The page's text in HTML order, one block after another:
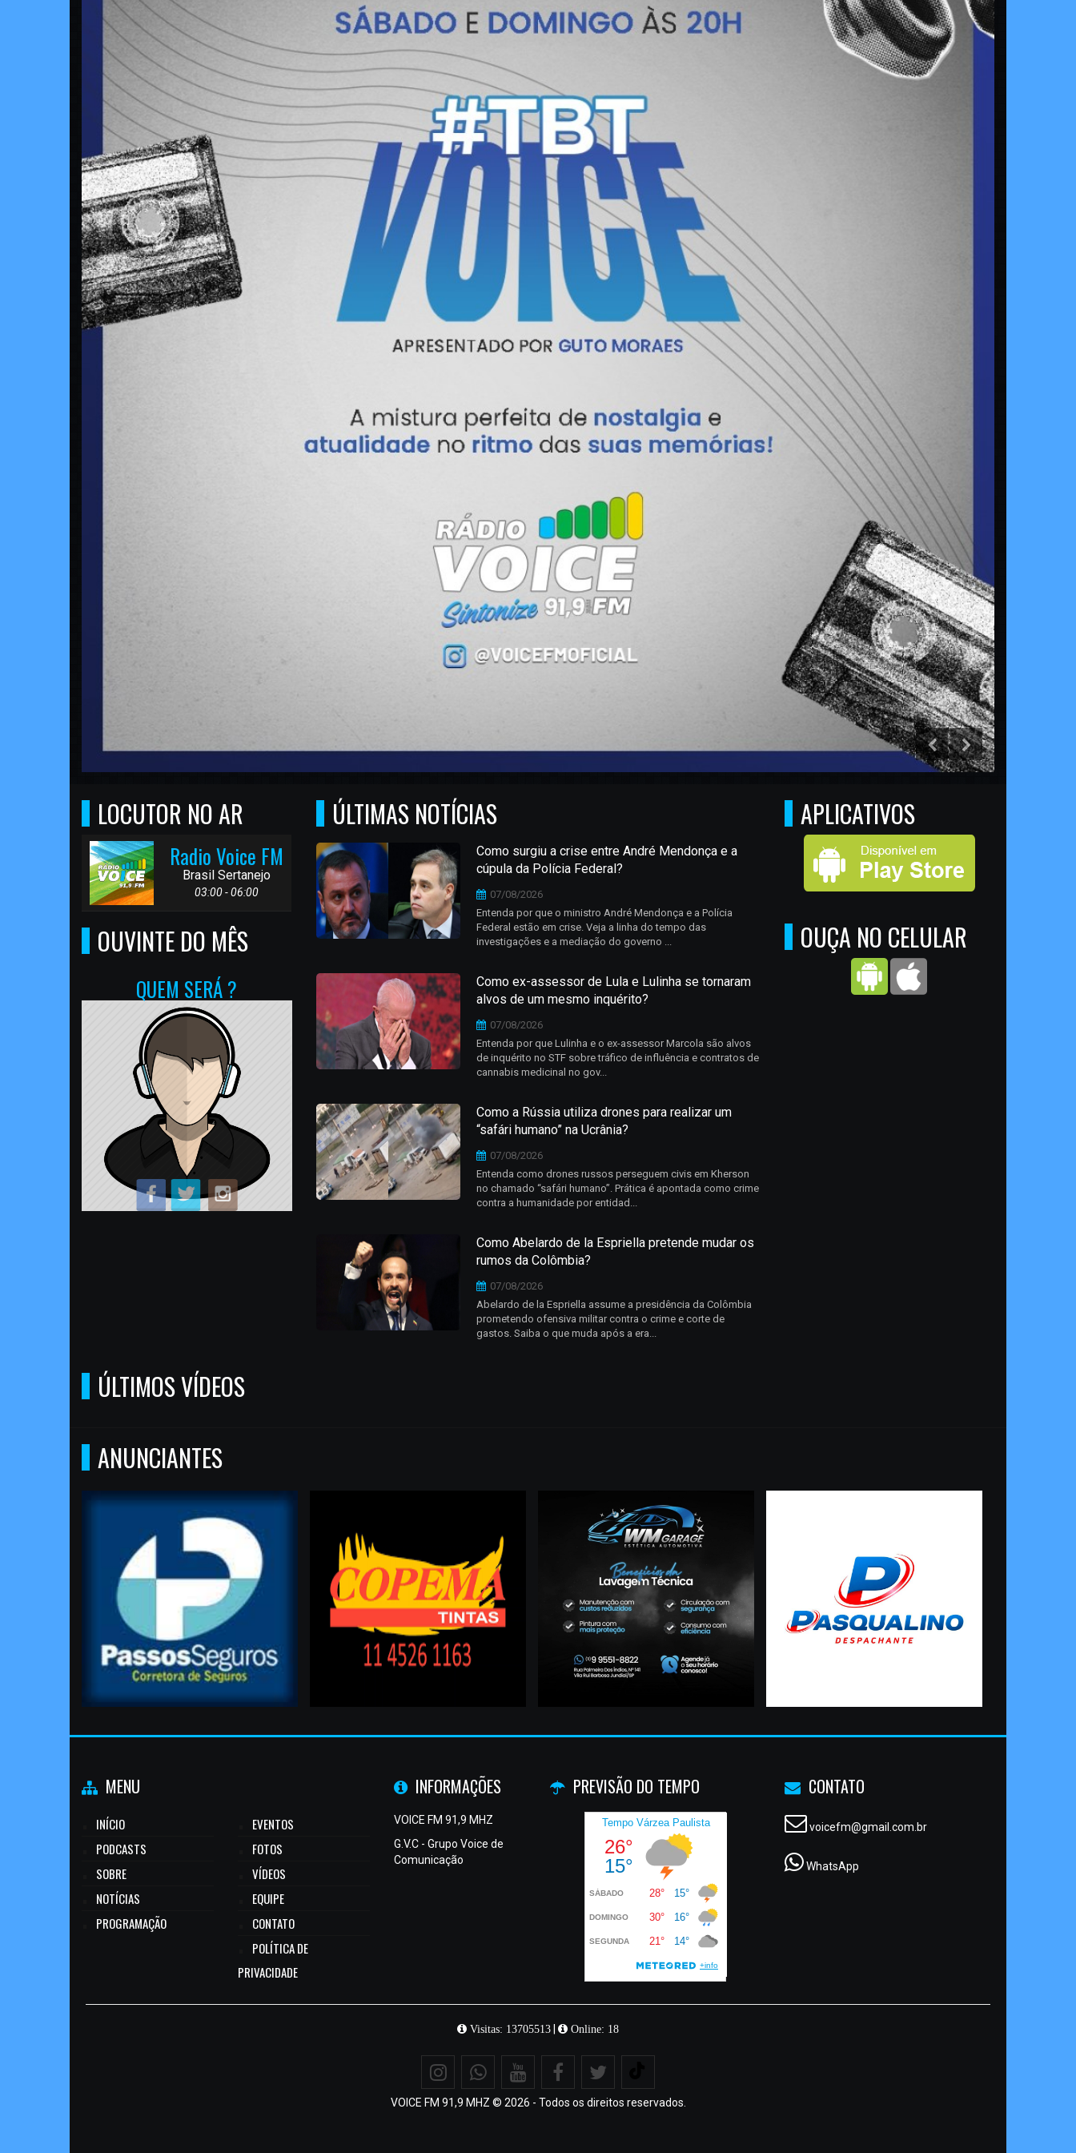
LOCUTOR NO AR
Radio Voice FM
Brasil Sertanejo
03:00 - 06:00
OUVINTE DO MÊS
QUEM SERÁ ?
ÚLTIMAS NOTÍCIAS
Como surgiu a crise entre André Mendonça e a
cúpula da Polícia Federal?
07/08/2026
Entenda por que o ministro André Mendonça e a Polícia
Federal estão em crise. Veja a linha do tempo das
investigações e a mediação do governo ...
Como ex-assessor de Lula e Lulinha se tornaram
alvos de um mesmo inquérito?
07/08/2026
Entenda por que Lulinha e o ex-assessor Marcola são alvos
de inquérito no STF sobre tráfico de influência e contratos de
cannabis medicinal no gov...
Como a Rússia utiliza drones para realizar um
“safári humano” na Ucrânia?
07/08/2026
Entenda como drones russos perseguem civis em Kherson
no chamado “safári humano”. Prática é apontada como crime
contra a humanidade por entidad...
Como Abelardo de la Espriella pretende mudar os
rumos da Colômbia?
07/08/2026
Abelardo de la Espriella assume a presidência da Colômbia
prometendo ofensiva militar contra o crime e corte de
gastos. Saiba o que muda após a era...
APLICATIVOS
OUÇA NO CELULAR
ÚLTIMOS VÍDEOS
ANUNCIANTES
MENU
INÍCIO
PODCASTS
SOBRE
NOTÍCIAS
PROGRAMAÇÃO
EVENTOS
FOTOS
VÍDEOS
EQUIPE
CONTATO
POLÍTICA DE
PRIVACIDADE
INFORMAÇÕES
VOICE FM 91,9 MHZ
G.V.C - Grupo Voice de
Comunicação
PREVISÃO DO TEMPO CONTATO
voicefm@gmail.com.br
WhatsApp
Visitas: 13705513 Online: 18
VOICE FM 91,9 MHZ © 2026 - Todos os direitos reservados.